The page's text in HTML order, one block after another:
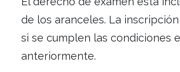
correlativas según
•No adeudarninguna
asistir siempre con el